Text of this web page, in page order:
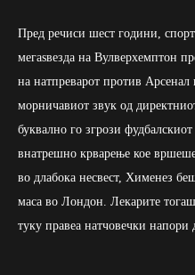
Пред речиси шест години,
мегаѕвезда на Вулверхемптон
на натпреварот против
морничавиот звук од
буквално го згрози
внатрешно крварење кое
во длабока несвест, Хименез
маса во Лондон. Лекарите тогаш
туку правеа натчовечки напори